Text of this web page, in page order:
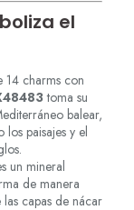
el
14 charms con
toma su
balear,
los paisajes y el
un mineral
de manera
capas de nácar